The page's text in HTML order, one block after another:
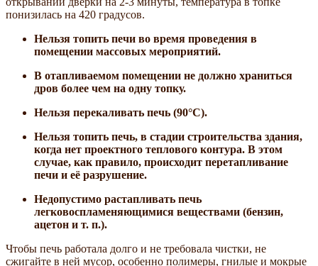
понизилась на 420 градусов.
Нельзя топить печи во время проведения в
помещении массовых мероприятий.
В отапливаемом помещении не должно храниться
дров более чем на одну топку.
Нельзя перекаливать печь (90°С).
Нельзя топить печь, в стадии строительства здания,
когда нет проектного теплового контура. В этом
случае, как правило, происходит перетапливание
печи и её разрушение.
Недопустимо растапливать печь
легковоспламеняющимися веществами (бензин,
ацетон и т. п.).
Чтобы печь работала долго и не требовала чистки, не
сжигайте в ней мусор, особенно полимеры, гнилые и мокрые